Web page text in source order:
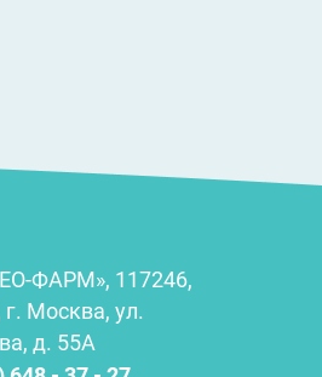
ФАРМ», 117246,
г. Москва, ул.
д. 55А